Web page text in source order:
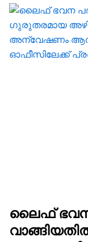
ലൈഫ് ഭവന